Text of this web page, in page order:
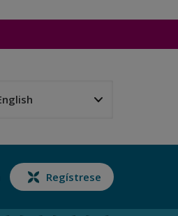
Regístrese